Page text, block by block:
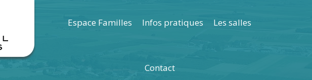
Espace Familles Infos pratiques Les salles
Contact